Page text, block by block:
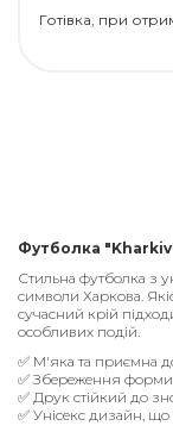
Готівка, при
Футболка
Стильна футболка з
символи Харкова.
сучасний крій
особливих подій.
✅ М'яка та приємна
✅ Збереження форми
✅ Друк стійкий до
✅ Унісекс дизайн,